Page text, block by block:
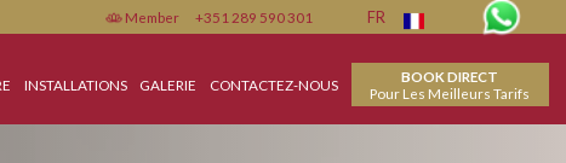
Member +351 289 590 301
CHOSES À FAIRE INSTALLATIONS GALERIE CONTACTEZ-NOUS